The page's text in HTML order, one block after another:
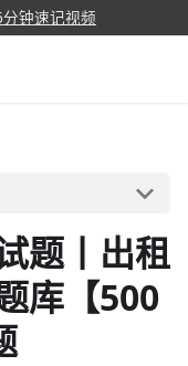
钟速记视频
题丨出租
库【500